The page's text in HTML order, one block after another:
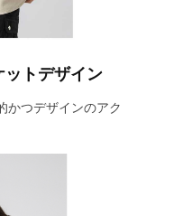
ットデザイン
かつデザインのアク